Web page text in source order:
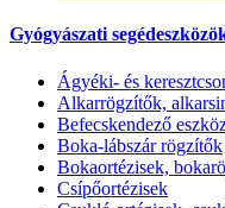
Gyógyászati
Ágyéki- és
Alkarrögzítők,
Befecskendező
Boka-lábszár rögzítők
Bokaortézisek,
Csípőortézisek